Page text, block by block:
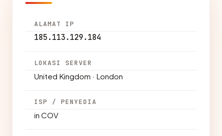
ALAMAT IP
185.113.129.184
LOKASI SERVER
United Kingdom · London
ISP / PENYEDIA
in COV